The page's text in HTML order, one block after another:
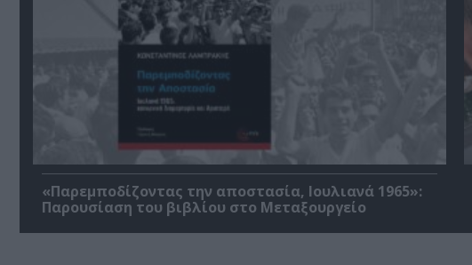
«Παρεμποδίζοντας την αποστασία, Ιουλιανά 1965»:
Παρουσίαση του βιβλίου στο Μεταξουργείο